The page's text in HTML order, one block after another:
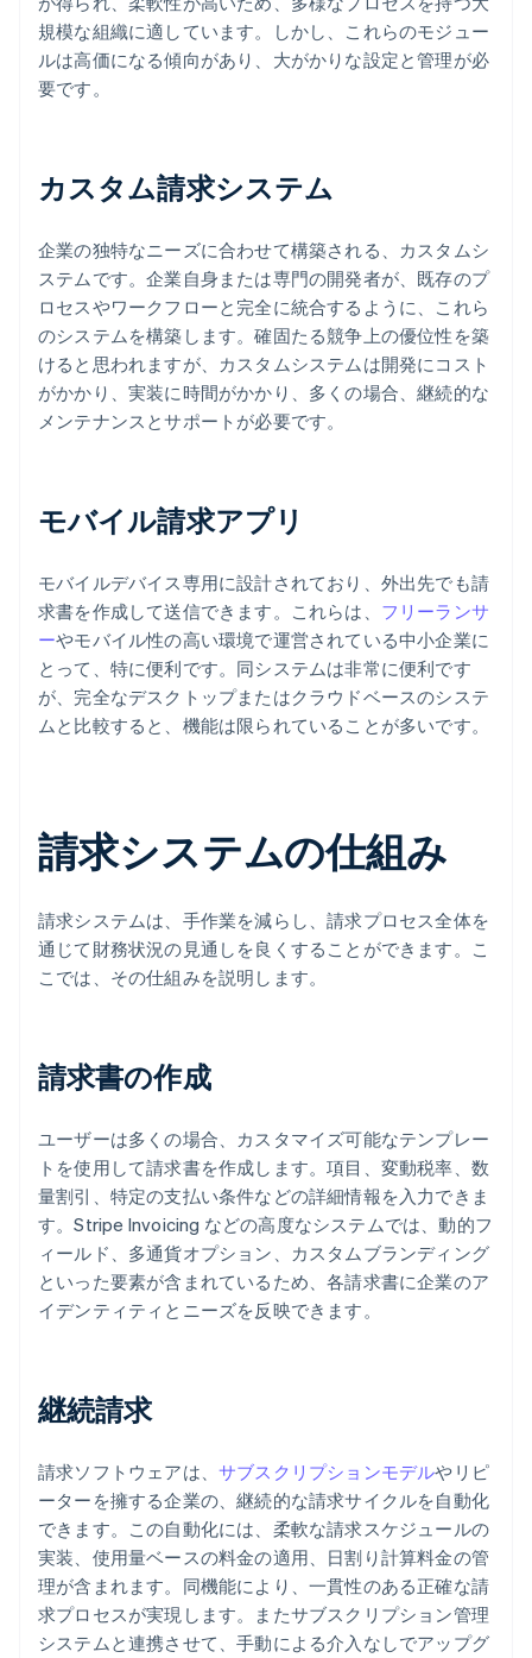
規模な組織に適しています。しかし、これらのモジュー
ルは高価になる傾向があり、大がかりな設定と管理が必
要です。
カスタム請求システム
企業の独特なニーズに合わせて構築される、カスタムシ
ステムです。企業自身または専門の開発者が、既存のプ
ロセスやワークフローと完全に統合するように、これら
のシステムを構築します。確固たる競争上の優位性を築
けると思われますが、カスタムシステムは開発にコスト
がかかり、実装に時間がかかり、多くの場合、継続的な
メンテナンスとサポートが必要です。
モバイル請求アプリ
モバイルデバイス専用に設計されており、外出先でも請
求書を作成して送信できます。これらは、 フリーランサ
ーやモバイル性の高い環境で運営されている中小企業に
とって、特に便利です。同システムは非常に便利です
が、完全なデスクトップまたはクラウドベースのシステ
ムと比較すると、機能は限られていることが多いです。
請求システムの仕組み
請求システムは、手作業を減らし、請求プロセス全体を
通じて財務状況の見通しを良くすることができます。こ
こでは、その仕組みを説明します。
請求書の作成
ユーザーは多くの場合、カスタマイズ可能なテンプレー
トを使用して請求書を作成します。項目、変動税率、数
量割引、特定の支払い条件などの詳細情報を入力できま
す。Stripe Invoicing などの高度なシステムでは、動的フ
ィールド、多通貨オプション、カスタムブランディング
といった要素が含まれているため、各請求書に企業のア
イデンティティとニーズを反映できます。
継続請求
請求ソフトウェアは、 サブスクリプションモデルやリピ
ーターを擁する企業の、継続的な請求サイクルを自動化
できます。この自動化には、柔軟な請求スケジュールの
実装、使用量ベースの料金の適用、日割り計算料金の管
理が含まれます。同機能により、一貫性のある正確な請
求プロセスが実現します。またサブスクリプション管理
システムと連携させて、手動による介入なしでアップグ